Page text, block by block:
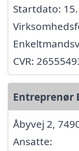
Startdato:
CVR:
Entreprenør
Åbyvej 2,
Ansatte: